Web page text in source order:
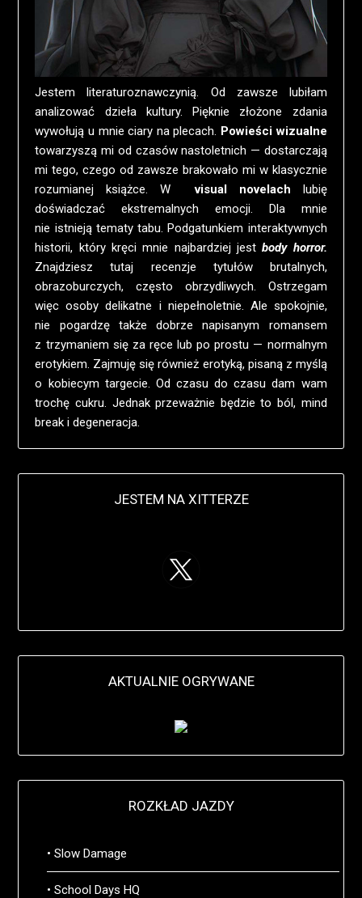
Jestem literaturoznawczynią. Od zawsze lubiłam
analizować dzieła kultury. Pięknie złożone zdania
wywołują u mnie ciary na plecach. Powieści wizualne
towarzyszą mi od czasów nastoletnich — dostarczają
mi tego, czego od zawsze brakowało mi w klasycznie
rozumianej książce. W
visual novelach lubię
doświadczać ekstremalnych emocji. Dla mnie
nie istnieją tematy tabu. Podgatunkiem interaktywnych
historii, który kręci mnie najbardziej jestbody horror.
Znajdziesz tutaj recenzje tytułów brutalnych,
obrazoburczych, często obrzydliwych. Ostrzegam
więc osoby delikatne i niepełnoletnie. Ale spokojnie,
nie pogardzę także dobrze napisanym romansem
z trzymaniem się za ręce lub po prostu — normalnym
erotykiem. Zajmuję się również erotyką, pisaną z myślą
o kobiecym targecie. Od czasu do czasu dam wam
trochę cukru. Jednak przeważnie będzie to ból, mind
break i degeneracja.
JESTEM NA XITTERZE
AKTUALNIE OGRYWANE
ROZKŁAD JAZDY
• Slow Damage
• School Days HQ